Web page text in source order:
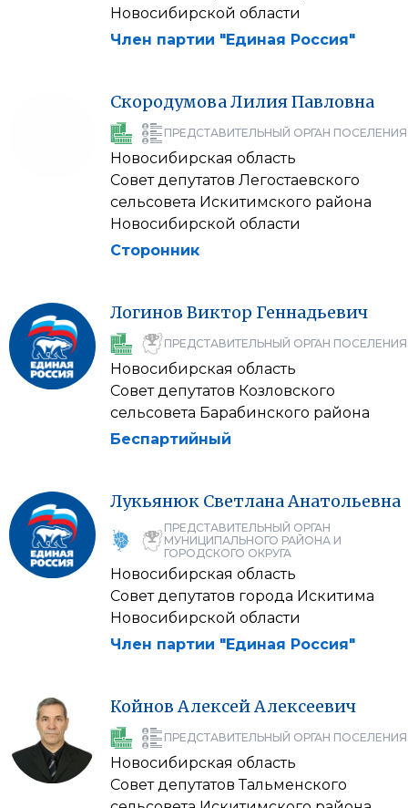
Новосибирской области
Член партии "Единая Россия"
СкородумоваЛилияПавловна
ПРЕДСТАВИТЕЛЬНЫЙ ОРГАН ПОСЕЛЕНИЯ
Новосибирская область
Совет депутатов Легостаевского
сельсовета Искитимского района
Новосибирской области
Сторонник
Логинов Виктор Геннадьевич
ПРЕДСТАВИТЕЛЬНЫЙ ОРГАН ПОСЕЛЕНИЯ
Новосибирская область
Совет депутатов Козловского
сельсовета Барабинского района
Беспартийный
Лукьянюк СветланаАнатольевна
ПРЕДСТАВИТЕЛЬНЫЙ ОРГАН
МУНИЦИПАЛЬНОГО РАЙОНА И
ГОРОДСКОГО ОКРУГА
Новосибирская область
Совет депутатов города Искитима
Новосибирской области
Член партии "Единая Россия"
Койнов АлексейАлексеевич
ПРЕДСТАВИТЕЛЬНЫЙ ОРГАН ПОСЕЛЕНИЯ
Новосибирская область
Совет депутатов Тальменского